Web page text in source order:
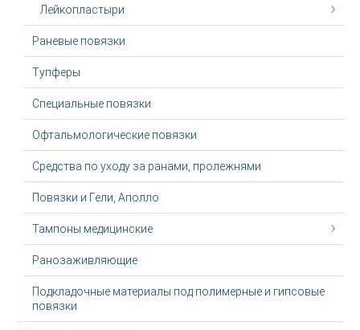
Лейкопластыри
Раневые повязки
Тупферы
Специальные повязки
Офтальмологические повязки
Средства по уходу за ранами, пролежнями
Повязки и Гели, Аполло
Тампоны медицинские
Ранозаживляющие
Подкладочные материалы под полимерные и гипсовые
повязки